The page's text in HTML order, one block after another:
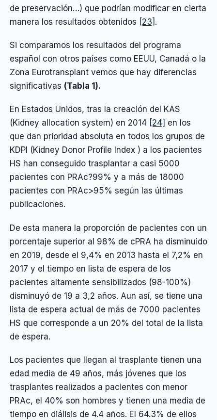
de preservación…) que podrían modificar en cierta
manera los resultados obtenidos [23] .
Si comparamos los resultados del programa
español con otros países como EEUU, Canadá o la
Zona Eurotransplant vemos que hay diferencias
significativas (Tabla 1).
En Estados Unidos, tras la creación del KAS
(Kidney allocation system) en 2014 [24] en los
que dan prioridad absoluta en todos los grupos de
KDPI (Kidney Donor Profile Index ) a los pacientes
HS han conseguido trasplantar a casi 5000
pacientes con PRAc?99% y a más de 18000
pacientes con PRAc>95% según las últimas
publicaciones.
De esta manera la proporción de pacientes con un
porcentaje superior al 98% de cPRA ha disminuido
en 2019, desde el 9,4% en 2013 hasta el 7,2% en
2017 y el tiempo en lista de espera de los
pacientes altamente sensibilizados (98-100%)
disminuyó de 19 a 3,2 años. Aun así, se tiene una
lista de espera actual de más de 7000 pacientes
HS que corresponde a un 20% del total de la lista
de espera.
Los pacientes que llegan al trasplante tienen una
edad media de 49 años, más jóvenes que los
trasplantes realizados a pacientes con menor
PRAc, el 40% son hombres y tienen una media de
tiempo en diálisis de 4.4 años. El 64.3% de ellos